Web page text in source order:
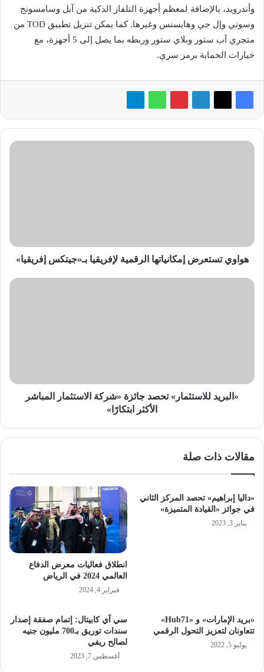
وأندرويد، بالإضافة لمعظم أجهزة التلفاز الذكية من آبل وسامسونج
وسوني وإل جي وهايسنس وغيرها. كما يمكن تنزيل تطبيق TOD من
متجري آب ستور وبلاي ستور وربطه بما يصل إلى 5 أجهزة، مع
خيارات الحماية برمز سري.
هواوي
هواوي تستعرض إمكانياتها الرقمية لإفريقيا بـ«جيتكس إفريقيا»
«البريد
ابتكارًا»
«البريد للاستثمار» تحصد جائزة «شركة الاستثمار المباشر
الأكثر ابتكارًا»
مقالات ذات صلة
«داليا إبراهيم» تحصد المركز الثاني
في جوائز «القيادة المتميزة»
يناير 3, 2023
انطلاق فعاليات معرض الدفاع
العالمي 2024 في الرياض
فبراير 4, 2024
«بريد الإمارات» و «Hub71»
تتعاونان لتعزيز التحول الرقمي
يوليو 5, 2022
سي آي كابيتال: إتمام صفقة إصدار
سندات توريق بـ700 مليون جنيه
لصالح ريفي
أغسطس 7, 2023